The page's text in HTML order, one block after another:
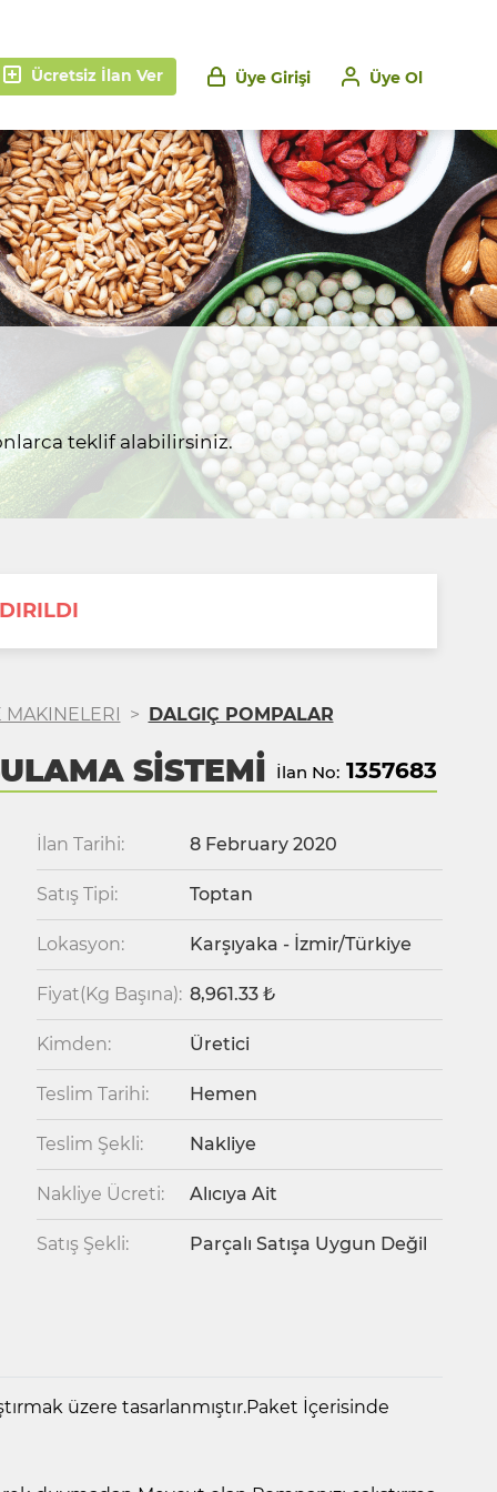
Üye Ol
Üye Girişi
Ücretsiz İlan Ver
teklif alabilirsiniz.
MAKINELERI > DALGIÇ POMPALAR
SİSTEMİ İlan No: 1357683
İlan Tarihi: 8 February 2020
Satış Tipi: Toptan
Lokasyon: Karşıyaka - İzmir/Türkiye
Fiyat(Kg Başına): 8,961.33 ₺
Kimden: Üretici
Teslim Tarihi: Hemen
Teslim Şekli: Nakliye
Nakliye Ücreti: Alıcıya Ait
Satış Şekli: Parçalı Satışa Uygun Değil
üzere tasarlanmıştır.Paket İçerisinde